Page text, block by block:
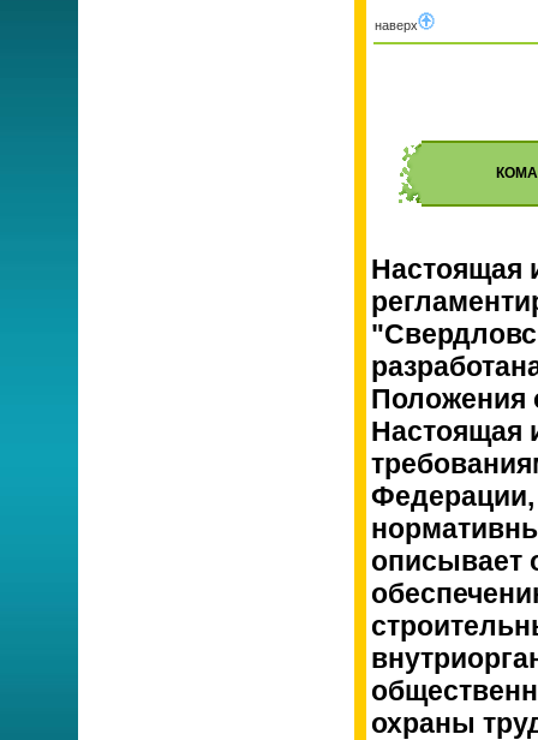
наверх
Настоящая
Положения
Настоящая
описывает
охраны